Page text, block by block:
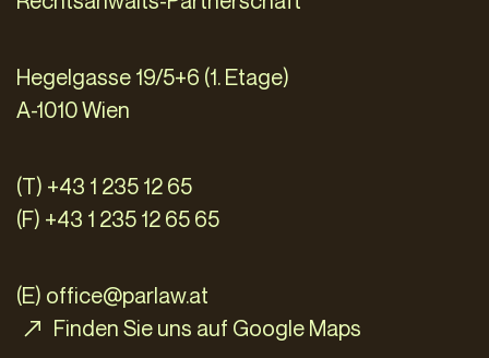
Hegelgasse 19/5+6 (1. Etage)
A-1010 Wien
(T) +43 1 235 12 65
(F) +43 1 235 12 65 65
(E) office@parlaw.at
Finden Sie uns auf Google Maps